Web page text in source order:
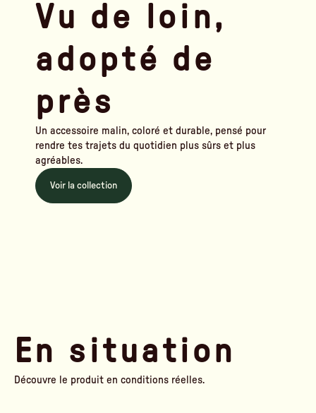
Vu de loin,
adopté de
près
Un accessoire malin, coloré et durable, pensé pour
rendre tes trajets du quotidien plus sûrs et plus
agréables.
Voir la collection
En situation
Découvre le produit en conditions réelles.